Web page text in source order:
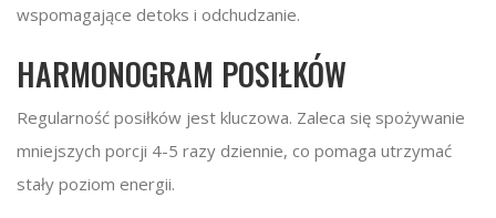
wspomagające detoks i odchudzanie.
HARMONOGRAM POSIŁKÓW
Regularność posiłków jest kluczowa. Zaleca się spożywanie
mniejszych porcji 4-5 razy dziennie, co pomaga utrzymać
stały poziom energii.